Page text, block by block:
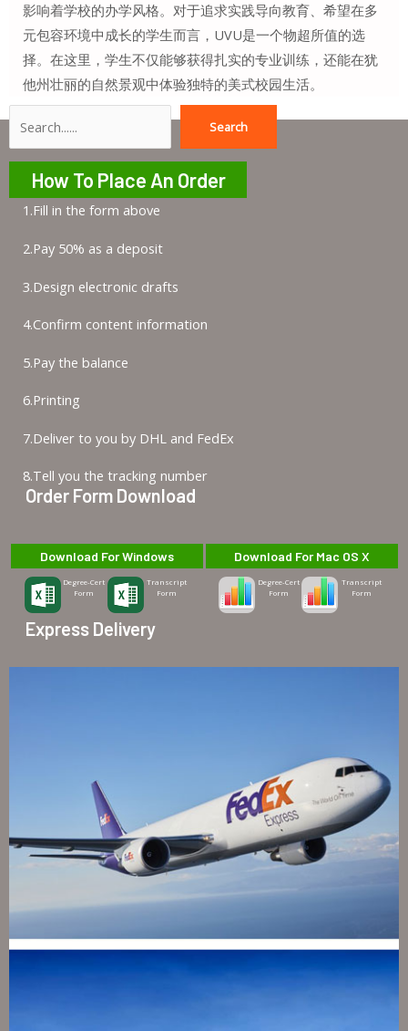
影响着学校的办学风格。对于追求实践导向教育、希望在多
元包容环境中成长的学生而言，UVU是一个物超所值的选
择。在这里，学生不仅能够获得扎实的专业训练，还能在犹
他州壮丽的自然景观中体验独特的美式校园生活。
Search
How To Place An Order
1.Fill in the form above
2.Pay 50% as a deposit
3.Design electronic drafts
4.Confirm content information
5.Pay the balance
6.Printing
7.Deliver to you by DHL and FedEx
8.Tell you the tracking number
Order Form Download
Download For Windows
Degree-Cert
Form
Transcript
Form
Download For Mac OS X
Degree-Cert
Form
Transcript
Form
Express Delivery